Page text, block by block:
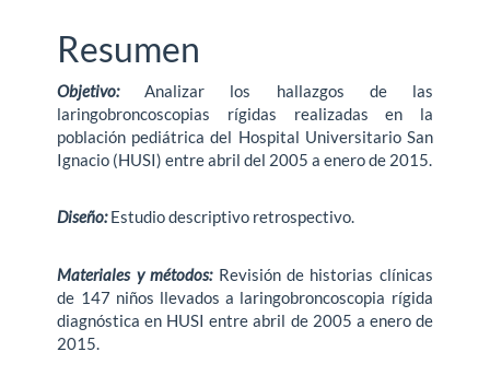
Resumen
Objetivo:Analizar los hallazgos de las
laringobroncoscopias rígidas realizadas en la
población pediátrica del Hospital Universitario San
Ignacio (HUSI) entre abril del 2005 a enero de 2015.
Diseño:Estudio descriptivo retrospectivo.
Materiales y métodos:Revisión de historias clínicas
de 147 niños llevados a laringobroncoscopia rígida
diagnóstica en HUSI entre abril de 2005 a enero de
2015.